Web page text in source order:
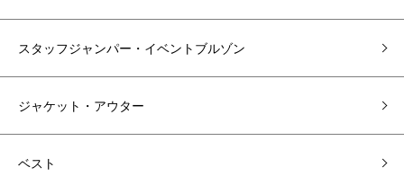
スタッフジャンパー・イベントブルゾン
ジャケット・アウター
ベスト